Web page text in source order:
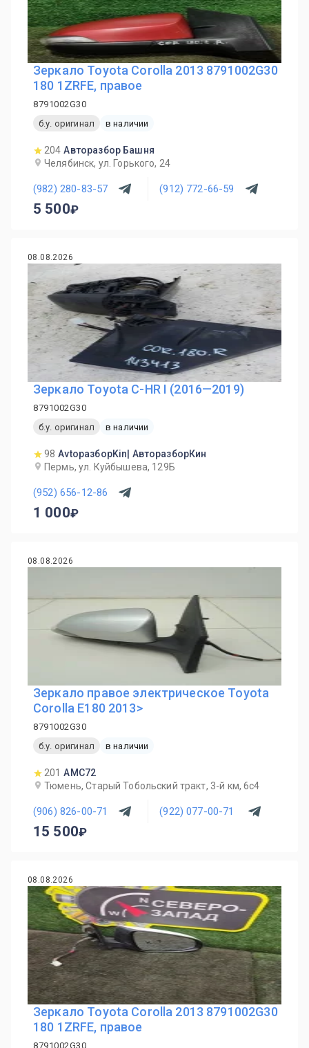
Зеркало Toyota Corolla 2013 8791002G30
180 1ZRFE, правое
8791002G30
б.у. оригинал
в наличии
204 Авторазбор Башня
Челябинск, ул. Горького, 24
(982) 280-83-57 (912) 772-66-59
5 500
08.08.2026
Зеркало Toyota C-HR I (2016—2019)
8791002G30
б.у. оригинал
в наличии
98 AvtoразборKin| АвторазборКин
Пермь, ул. Куйбышева, 129Б
(952) 656-12-86
1 000
08.08.2026
Зеркало правое электрическое Toyota
Corolla E180 2013>
8791002G30
б.у. оригинал
в наличии
201 AMC72
Тюмень, Старый Тобольский тракт, 3-й км, 6с4
(906) 826-00-71 (922) 077-00-71
15 500
08.08.2026
Зеркало Toyota Corolla 2013 8791002G30
180 1ZRFE, правое
8791002G30